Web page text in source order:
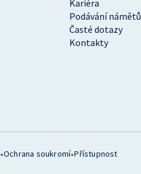
Kariéra
Podávání námětů
Časté dotazy
Kontakty
•Ochrana soukromí•Přístupnost